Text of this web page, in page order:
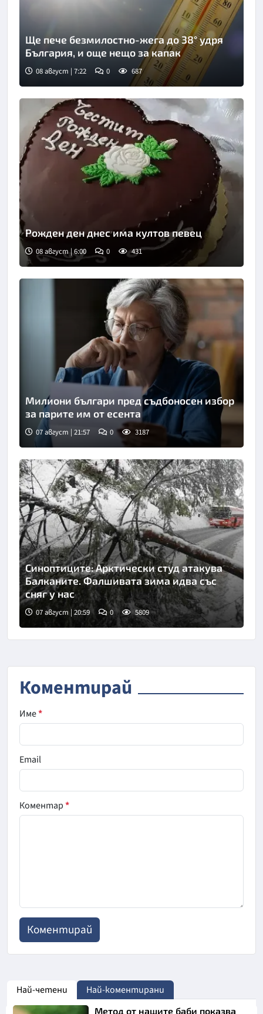
Ще пече безмилостно-жега до 38° удря
България, и още нещо за капак
08 август | 7:22 0 687
Рожден ден днес има култов певец
08 август | 6:00 0 431
Милиони българи пред съдбоносен избор
за парите им от есента
07 август | 21:57 0 3187
Синоптиците: Арктически студ атакува
Балканите. Фалшивата зима идва със
сняг у нас
07 август | 20:59 0 5809
Коментирай
Име*
Email
Коментар*
Най-четени Най-коментирани
Метод от нашите баби показва